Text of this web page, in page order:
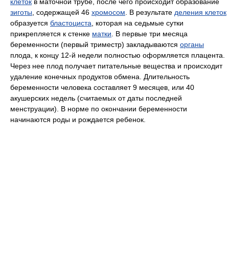
зиготы , содержащей 46 хромосом . В результате деления клеток
образуется бластоциста , которая на седьмые сутки
прикрепляется к стенке матки . В первые три месяца
беременности (первый триместр) закладываются органы
плода, к концу 12-й недели полностью оформляется плацента.
Через нее плод получает питательные вещества и происходит
удаление конечных продуктов обмена. Длительность
беременности человека составляет 9 месяцев, или 40
акушерских недель (считаемых от даты последней
менструации). В норме по окончании беременности
начинаются роды и рождается ребенок.